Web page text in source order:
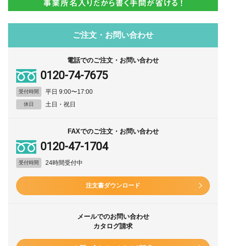
ご注文・お問い合わせ
電話でのご注文・お問い合わせ
0120-74-7675
受付時間 平日 9:00〜17:00
休日 土日・祝日
FAXでのご注文・お問い合わせ
0120-47-1704
受付時間 24時間受付中
注文書ダウンロード
メールでのお問い合わせ
カタログ請求